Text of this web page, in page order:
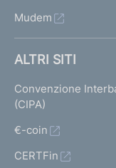
Mudem
ALTRI SITI
Convenzione
(CIPA)
€-coin
CERTFin